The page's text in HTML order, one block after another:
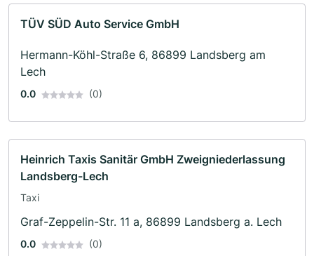
TÜV SÜD Auto Service GmbH
Hermann-Köhl-Straße 6, 86899 Landsberg am
Lech
0.0 (0)
Heinrich Taxis Sanitär GmbH Zweigniederlassung
Landsberg-Lech
Taxi
Graf-Zeppelin-Str. 11 a, 86899 Landsberg a. Lech
0.0 (0)